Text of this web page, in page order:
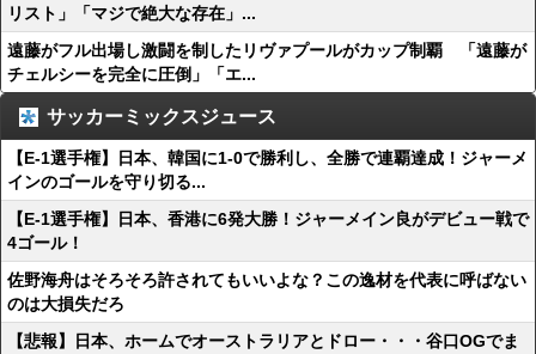
リスト」「マジで絶大な存在」...
遠藤がフル出場し激闘を制したリヴァプールがカップ制覇 「遠藤が
チェルシーを完全に圧倒」「エ...
サッカーミックスジュース
【E-1選手権】日本、韓国に1-0で勝利し、全勝で連覇達成！ジャーメ
インのゴールを守り切る...
【E-1選手権】日本、香港に6発大勝！ジャーメイン良がデビュー戦で
4ゴール！
佐野海舟はそろそろ許されてもいいよな？この逸材を代表に呼ばない
のは大損失だろ
【悲報】日本、ホームでオーストラリアとドロー・・・谷口OGでま